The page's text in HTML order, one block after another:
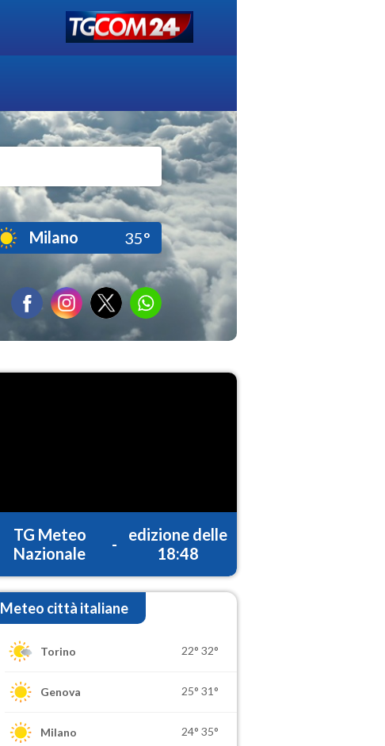
Milano 35°
TG Meteo
Nazionale
-
edizione delle
18:48
Meteo città italiane
Torino 22° 32°
Genova 25° 31°
Milano 24° 35°